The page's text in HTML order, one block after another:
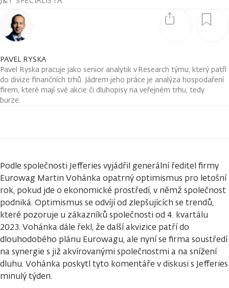
PAVEL RYSKA
Pavel Ryska pracuje jako senior analytik v Research týmu, který patří
do divize finančních trhů. Jádrem jeho práce je analýza hospodaření
firem, které mají své akcie či dluhopisy na veřejném trhu, tedy
burze.
Podle společnosti Jefferies vyjádřil generální ředitel firmy
Eurowag Martin Vohánka opatrný optimismus pro letošní
rok, pokud jde o ekonomické prostředí, v němž společnost
podniká. Optimismus se odvíjí od zlepšujících se trendů,
které pozoruje u zákazníků společnosti od 4. kvartálu
2023. Vohánka dále řekl, že další akvizice patří do
dlouhodobého plánu Eurowagu, ale nyní se firma soustředí
na synergie s již akvírovanými společnostmi a na snížení
dluhu. Vohánka poskytl tyto komentáře v diskusi s Jefferies
minulý týden.